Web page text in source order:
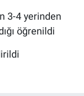
3-4 yerinden
öğrenildi